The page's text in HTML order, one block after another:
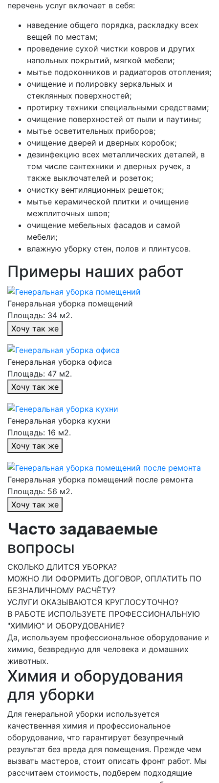
перечень услуг включает в себя:
наведение общего порядка, раскладку всех
вещей по местам;
проведение сухой чистки ковров и других
напольных покрытий, мягкой мебели;
мытье подоконников и радиаторов отопления;
очищение и полировку зеркальных и
стеклянных поверхностей;
протирку техники специальными средствами;
очищение поверхностей от пыли и паутины;
мытье осветительных приборов;
очищение дверей и дверных коробок;
дезинфекцию всех металлических деталей, в
том числе сантехники и дверных ручек, а
также выключателей и розеток;
очистку вентиляционных решеток;
мытье керамической плитки и очищение
межплиточных швов;
очищение мебельных фасадов и самой
мебели;
влажную уборку стен, полов и плинтусов.
Примеры наших работ
Генеральная уборка помещений
Площадь: 34 м2.
Хочу так же
Генеральная уборка офиса
Площадь: 47 м2.
Хочу так же
Генеральная уборка кухни
Площадь: 16 м2.
Хочу так же
Генеральная уборка помещений после ремонта
Площадь: 56 м2.
Хочу так же
Часто задаваемые
вопросы
СКОЛЬКО ДЛИТСЯ УБОРКА?
МОЖНО ЛИ ОФОРМИТЬ ДОГОВОР, ОПЛАТИТЬ ПО
БЕЗНАЛИЧНОМУ РАСЧЁТУ?
УСЛУГИ ОКАЗЫВАЮТСЯ КРУГЛОСУТОЧНО?
В РАБОТЕ ИСПОЛЬЗУЕТЕ ПРОФЕССИОНАЛЬНУЮ
"ХИМИЮ" И ОБОРУДОВАНИЕ?
Да, используем профессиональное оборудование и
химию, безвредную для человека и домашних
животных.
Химия и оборудования
для уборки
Для генеральной уборки используется
качественная химия и профессиональное
оборудование, что гарантирует безупречный
результат без вреда для помещения. Прежде чем
вызвать мастеров, стоит описать фронт работ. Мы
рассчитаем стоимость, подберем подходящие